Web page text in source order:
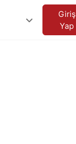
Giriş
Yap